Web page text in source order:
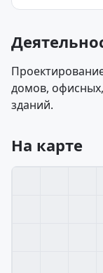
домов,
зданий.
На карте